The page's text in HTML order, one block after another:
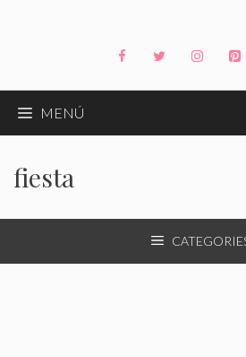
MENÚ
fiesta